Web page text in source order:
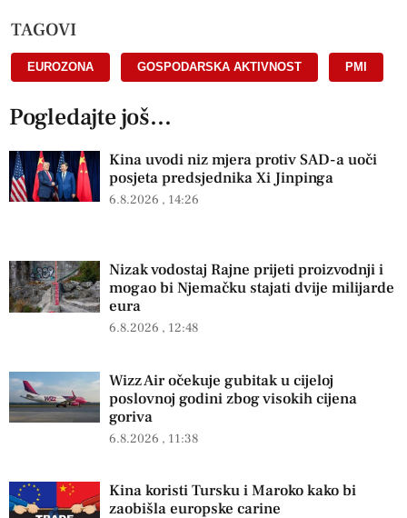
TAGOVI
EUROZONA GOSPODARSKA AKTIVNOST PMI
Pogledajte još...
Kina uvodi niz mjera protiv SAD-a uoči
posjeta predsjednika Xi Jinpinga
6.8.2026 14:26
Nizak vodostaj Rajne prijeti proizvodnji i
mogao bi Njemačku stajati dvije milijarde
eura
6.8.2026 12:48
Wizz Air očekuje gubitak u cijeloj
poslovnoj godini zbog visokih cijena
goriva
6.8.2026 11:38
Kina koristi Tursku i Maroko kako bi
zaobišla europske carine